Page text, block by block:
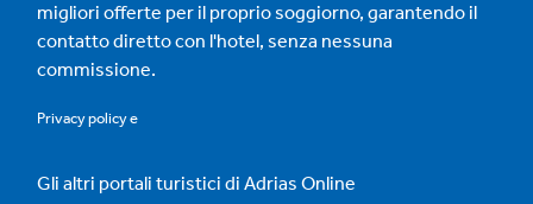
migliori offerte per il proprio soggiorno, garantendo il
contatto diretto con l'hotel, senza nessuna
commissione.
Privacy policye
Gli altri portali turistici di Adrias Online